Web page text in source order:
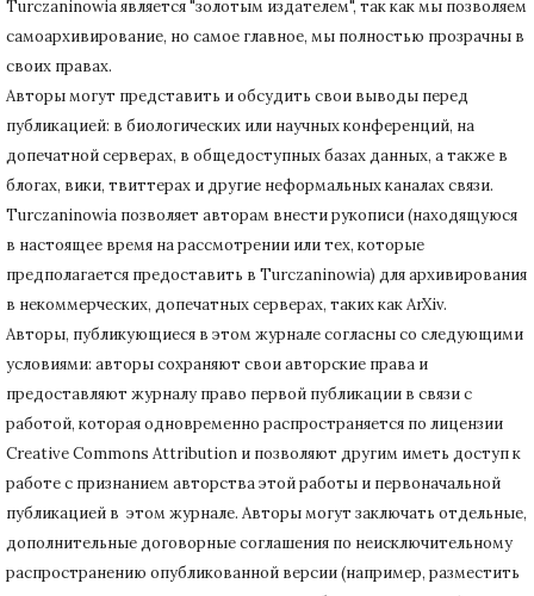
Turczaninowiа является "золотым издателем", так как мы позволяем
самоархивирование, но самое главное, мы полностью прозрачны в
своих правах.
Авторы могут представить и обсудить свои выводы перед
публикацией: в биологических или научных конференций, на
допечатной серверах, в общедоступных базах данных, а также в
блогах, вики, твиттерах и другие неформальных каналах связи.
Turczaninowiа позволяет авторам внести рукописи (находящуюся
в настоящее время на рассмотрении или тех, которые
предполагается предоставить в Turczaninowia) для архивирования
в некоммерческих, допечатных серверах, таких как ArXiv.
Авторы, публикующиеся в этом журнале согласны со следующими
условиями: авторы сохраняют свои авторские права и
предоставляют журналу право первой публикации в связи с
работой, которая одновременно распространяется по лицензии
Creative Commons Attribution и позволяют другим иметь доступ к
работе с признанием авторства этой работы и первоначальной
публикацией в этом журнале. Авторы могут заключать отдельные,
дополнительные договорные соглашения по неисключительному
распространению опубликованной версии (например, разместить